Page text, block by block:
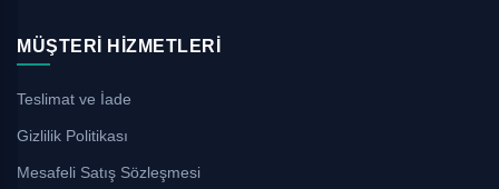
MÜŞTERI HIZMETLERI
Teslimat ve İade
Gizlilik Politikası
Mesafeli Satış Sözleşmesi